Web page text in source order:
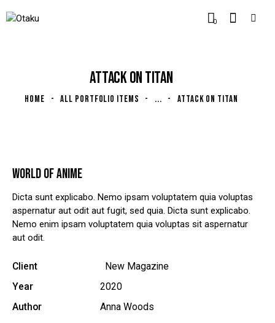
0
ATTACK ON TITAN
HOME ALL PORTFOLIO ITEMS ... ATTACK ON TITAN
WORLD OF ANIME
Dicta sunt explicabo. Nemo ipsam voluptatem quia voluptas
aspernatur aut odit aut fugit, sed quia. Dicta sunt explicabo.
Nemo enim ipsam voluptatem quia voluptas sit aspernatur
aut odit.
Client
New Magazine
Year
2020
Author
Anna Woods